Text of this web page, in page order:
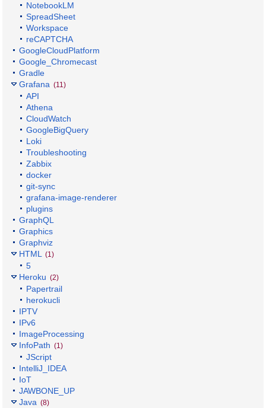
NotebookLM
SpreadSheet
Workspace
reCAPTCHA
GoogleCloudPlatform
Google_Chromecast
Gradle
Grafana (11)
API
Athena
CloudWatch
GoogleBigQuery
Loki
Troubleshooting
Zabbix
docker
git-sync
grafana-image-renderer
plugins
GraphQL
Graphics
Graphviz
HTML
(1)
5
Heroku (2)
Papertrail
herokucli
IPTV
IPv6
ImageProcessing
InfoPath (1)
JScript
IntelliJ_IDEA
IoT
JAWBONE_UP
Java (8)